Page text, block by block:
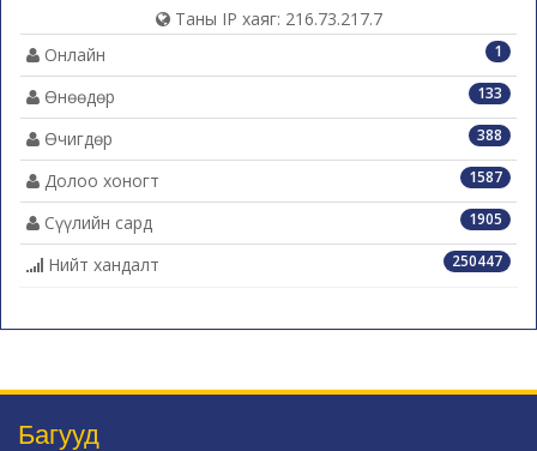
Таны IP хаяг: 216.73.217.7
1
Онлайн
133
Өнөөдөр
388
Өчигдөр
1587
Долоо хоногт
1905
Сүүлийн сард
250447
Нийт хандалт
Багууд